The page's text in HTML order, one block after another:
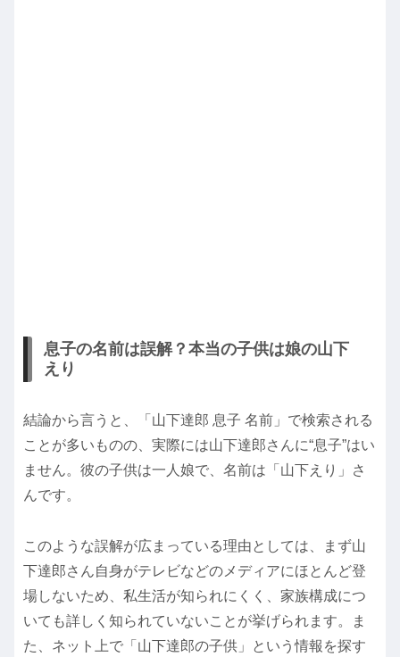
息子の名前は誤解？本当の子供は娘の山下
えり
結論から言うと、「山下達郎 息子 名前」で検索される
ことが多いものの、実際には山下達郎さんに“息子”はい
ません。彼の子供は一人娘で、名前は「山下えり」さ
んです。
このような誤解が広まっている理由としては、まず山
下達郎さん自身がテレビなどのメディアにほとんど登
場しないため、私生活が知られにくく、家族構成につ
いても詳しく知られていないことが挙げられます。ま
た、ネット上で「山下達郎の子供」という情報を探す